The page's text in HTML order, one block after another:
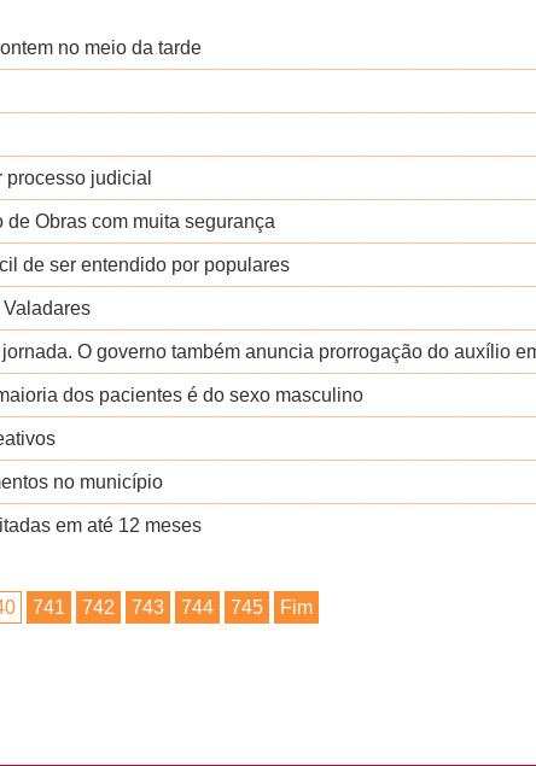
no meio da tarde
judicial
Obras com muita segurança
de ser entendido por populares
O governo também anuncia prorrogação do auxílio
dos pacientes é do sexo masculino
no município
em até 12 meses
741 742 743 744 745 Fim